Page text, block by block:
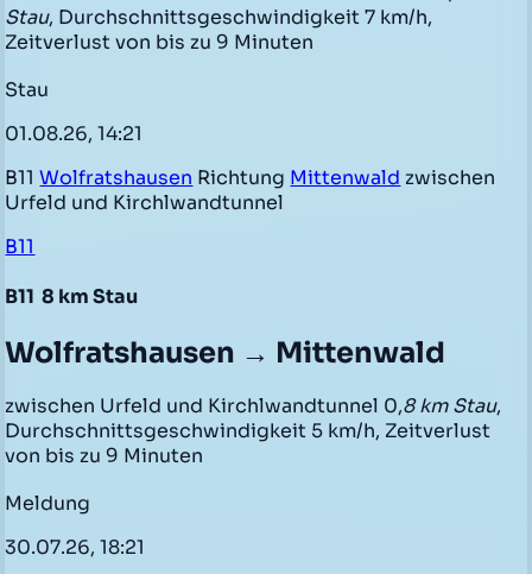
Stau, Durchschnittsgeschwindigkeit 7 km/h,
Zeitverlust von bis zu 9 Minuten
Stau
01.08.26, 14:21
B11Wolfratshausen Richtung Mittenwald zwischen
Urfeld und Kirchlwandtunnel
B11
B11 8 km Stau
Wolfratshausen → Mittenwald
zwischen Urfeld und Kirchlwandtunnel 0,8 km Stau,
Durchschnittsgeschwindigkeit 5 km/h, Zeitverlust
von bis zu 9 Minuten
Meldung
30.07.26, 18:21